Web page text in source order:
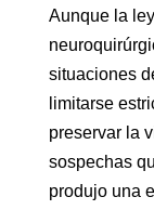
Aunque la
situaciones
limitarse
preservar la
sospechas
produjo una